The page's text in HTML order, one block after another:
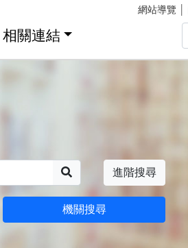
網站導覽
相關連結
進階搜尋
機關搜尋